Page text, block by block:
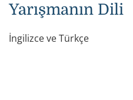
Yarışmanın Dili
İngilizce ve Türkçe